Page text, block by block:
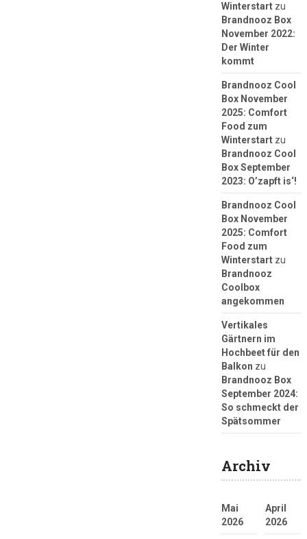
Winterstartzu
Brandnooz Box
November 2022:
Der Winter
kommt
Brandnooz Cool
Box November
2025: Comfort
Food zum
Winterstartzu
Brandnooz Cool
Box September
2023: O’zapft is‘!
Brandnooz Cool
Box November
2025: Comfort
Food zum
Winterstartzu
Brandnooz
Coolbox
angekommen
Vertikales
Gärtnern im
Hochbeet für den
Balkon zu
Brandnooz Box
September 2024:
So schmeckt der
Spätsommer
Archiv
Mai
2026
April
2026